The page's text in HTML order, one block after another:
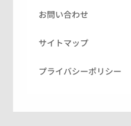
お問い合わせ
サイトマップ
プライバシーポリシー